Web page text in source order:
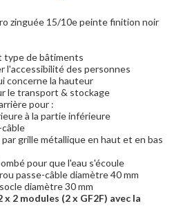
zinguée 15/10e peinte finition noir
de bâtiments
l'accessibilité des personnes
concerne la hauteur
le transport & stockage
pour :
à la partie inférieure
câble
grille métallique en haut et en bas
pour que l'eau s'écoule
passe-câble diamètre 40 mm
diamètre 30 mm
x 2 modules (2 x GF2F) avec la